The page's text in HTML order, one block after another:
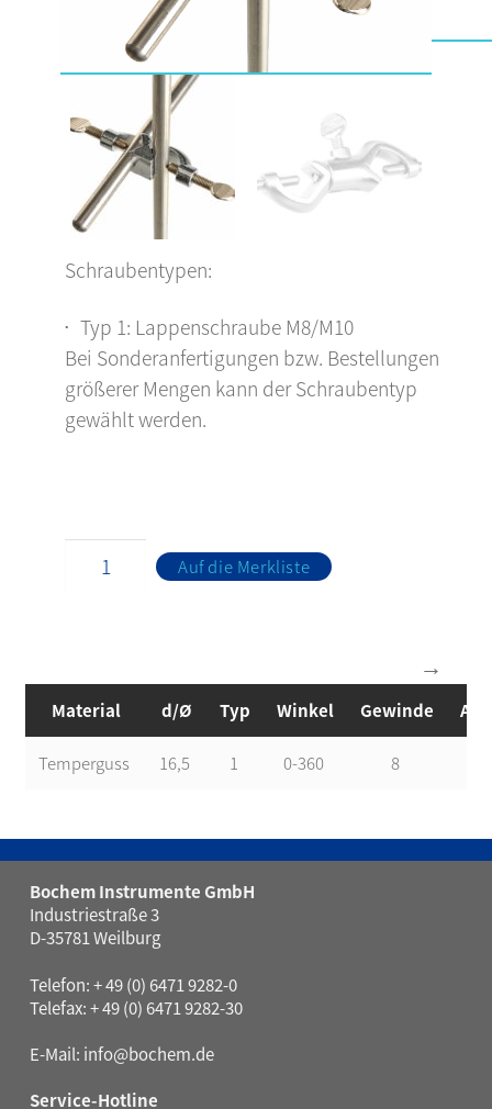
Schraubentypen:
Typ 1: Lappenschraube M8/M10
Bei Sonderanfertigungen bzw. Bestellungen
größerer Mengen kann der Schraubentyp
gewählt werden.
Auf die Merkliste
Material d/Ø Typ Winkel Gewinde
Temperguss 16,5 1 0-360 8
Bochem Instrumente GmbH
Industriestraße 3
D-35781 Weilburg
Telefon: + 49 (0) 6471 9282-0
Telefax: + 49 (0) 6471 9282-30
E-Mail: info@bochem.de
Service-Hotline